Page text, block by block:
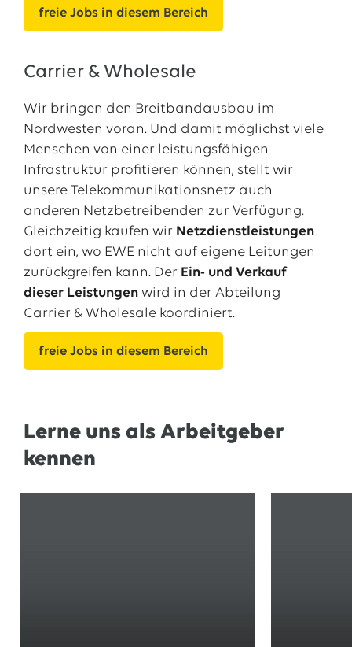
freie Jobs in diesem Bereich
Carrier & Wholesale
Wir bringen den Breitbandausbau im
Nordwesten voran. Und damit möglichst viele
Menschen von einer leistungsfähigen
Infrastruktur profitieren können, stellt wir
unsere Telekommunikationsnetz auch
anderen Netzbetreibenden zur Verfügung.
Gleichzeitig kaufen wir Netzdienstleistungen
dort ein, wo EWE nicht auf eigene Leitungen
zurückgreifen kann. Der Ein- und Verkauf
dieser Leistungenwird in der Abteilung
Carrier & Wholesale koordiniert.
freie Jobs in diesem Bereich
Lerne uns als Arbeitgeber
kennen